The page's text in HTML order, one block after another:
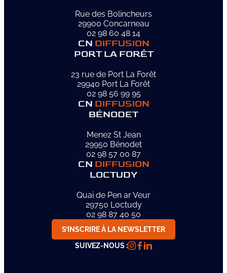
Rue des Bolincheurs
29900 Concarneau
02 98 60 48 14
CN DIFFUSION
PORT LA FORÊT
23 rue de Port La Forêt
29940 Port La Forêt
02 98 56 99 95
CN DIFFUSION
BÉNODET
Menez St Jean
29950 Bénodet
02 98 57 00 87
CN DIFFUSION
LOCTUDY
Quai de Pen ar Veur
29750 Loctudy
02 98 87 40 50
S’INSCRIRE À LA NEWSLETTER
SUIVEZ-NOUS :